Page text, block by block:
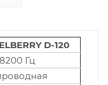
D-120
Гц